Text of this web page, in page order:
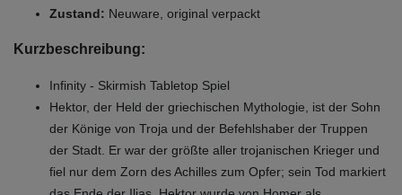
Zustand: Neuware, original verpackt
Kurzbeschreibung:
Infinity - Skirmish Tabletop Spiel
Hektor, der Held der griechischen Mythologie, ist der Sohn
der Könige von Troja und der Befehlshaber der Truppen
der Stadt. Er war der größte aller trojanischen Krieger und
fiel nur dem Zorn des Achilles zum Opfer; sein Tod markiert